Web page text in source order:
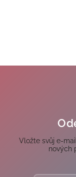
Vložte svůj e-
nových